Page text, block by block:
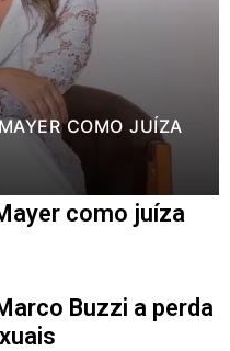
COMO JUÍZA
como juíza
Buzzi a perda